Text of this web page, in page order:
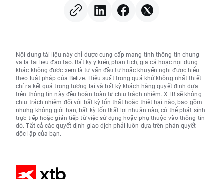
Nội dung tài liệu này chỉ được cung cấp mang tính thông tin chung
và là tài liệu đào tạo. Bất kỳ ý kiến, phân tích, giá cả hoặc nội dung
khác không được xem là tư vấn đầu tư hoặc khuyến nghị được hiểu
theo luật pháp của Belize. Hiệu suất trong quá khứ không nhất thiết
chỉ ra kết quả trong tương lai và bất kỳ khách hàng quyết định dựa
trên thông tin này đều hoàn toàn tự chịu trách nhiệm. XTB sẽ không
chịu trách nhiệm đối với bất kỳ tổn thất hoặc thiệt hại nào, bao gồm
nhưng không giới hạn, bất kỳ tổn thất lợi nhuận nào, có thể phát sinh
trực tiếp hoặc gián tiếp từ việc sử dụng hoặc phụ thuộc vào thông tin
đó. Tất cả các quyết định giao dịch phải luôn dựa trên phán quyết
độc lập của bạn.